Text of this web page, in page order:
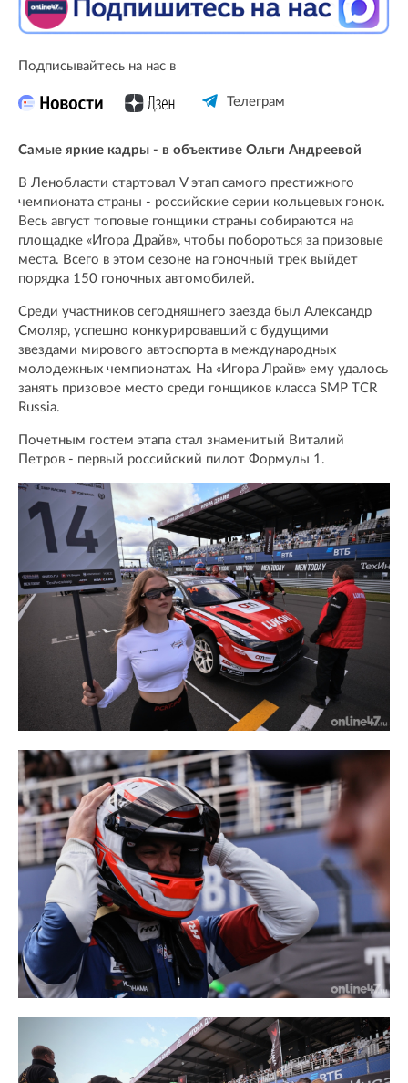
Подписывайтесь на нас в
Телеграм
Самые яркие кадры - в объективе Ольги Андреевой
В Ленобласти стартовал V этап самого престижного
чемпионата страны - российские серии кольцевых гонок.
Весь август топовые гонщики страны собираются на
площадке «Игора Драйв», чтобы побороться за призовые
места. Всего в этом сезоне на гоночный трек выйдет
порядка 150 гоночных автомобилей.
Среди участников сегодняшнего заезда был Александр
Смоляр, успешно конкурировавший с будущими
звездами мирового автоспорта в международных
молодежных чемпионатах. На «Игора Лрайв» ему удалось
занять призовое место среди гонщиков класса SMP TCR
Russia.
Почетным гостем этапа стал знаменитый Виталий
Петров - первый российский пилот Формулы 1.